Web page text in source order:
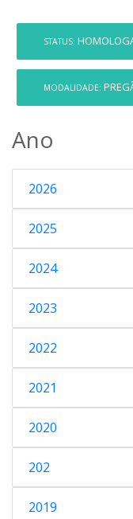
STATUS:
MODALIDADE:
Ano
2026
2025
2024
2023
2022
2021
2020
202
2019